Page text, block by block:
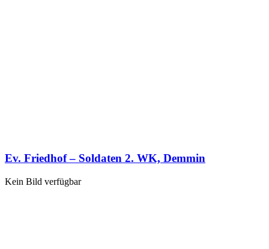
Ev. Friedhof – Soldaten 2. WK, Demmin
Kein Bild verfügbar